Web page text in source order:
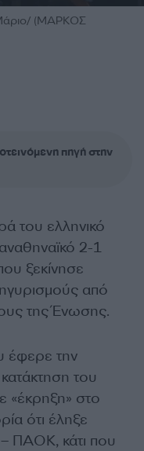
Μάριο/ (ΜΑΡΚΟΣ
πηγή στην
του ελληνικό
2-1
ξεκίνησε
από
της Ένωσης.
έφερε την
του
«έκρηξη» στο
ότι έληξε
ΠΑΟΚ, κάτι που